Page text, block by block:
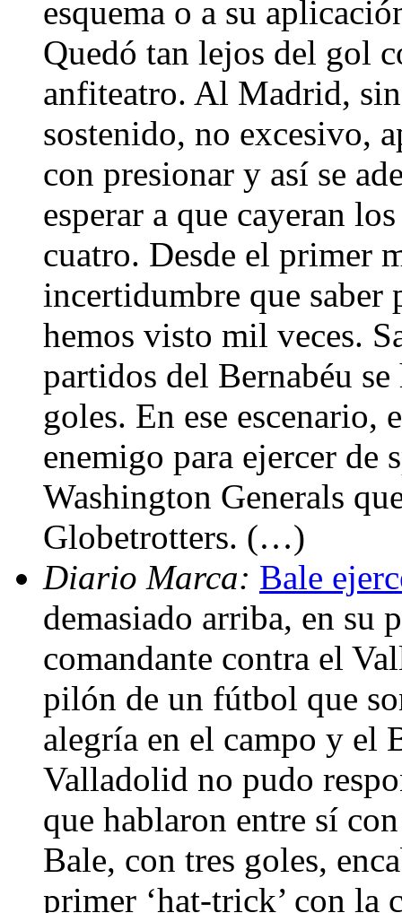
esquema o a su
Quedó tan lejos del gol
anfiteatro. Al Madrid,
sostenido, no excesivo,
con presionar y así se
esperar a que cayeran
cuatro. Desde el primer
incertidumbre que
hemos visto mil veces.
partidos del Bernabéu
goles. En ese
enemigo para ejercer de
Washington Generals
Globetrotters. (…)
Diario Marca: Bale
demasiado arriba, en su
comandante contra el
pilón de un fútbol que
alegría en el campo y el
Valladolid no pudo
que hablaron entre sí
Bale, con tres goles,
primer ‘hat-trick’ con la